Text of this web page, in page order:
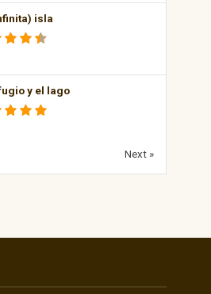
isla
y el lago
Next »